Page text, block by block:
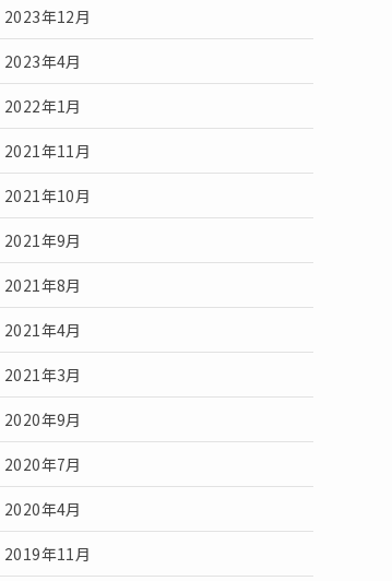
2023年12月
2023年4月
2022年1月
2021年11月
2021年10月
2021年9月
2021年8月
2021年4月
2021年3月
2020年9月
2020年7月
2020年4月
2019年11月